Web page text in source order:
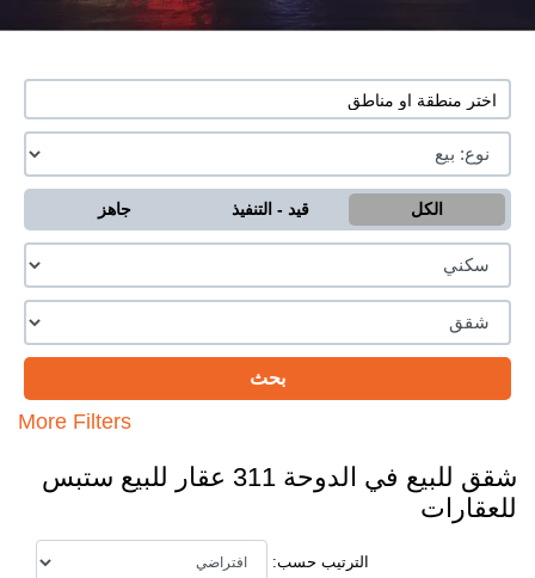
الكل قيد - التنفيذ جاهز
More Filters
شقق للبيع في الدوحة 311 عقار للبيع ستبس
للعقارات
الترتيب حسب: